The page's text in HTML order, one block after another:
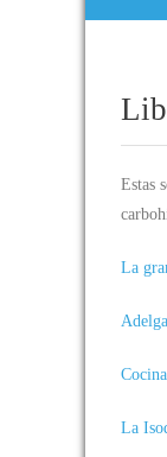
Estas
La
La